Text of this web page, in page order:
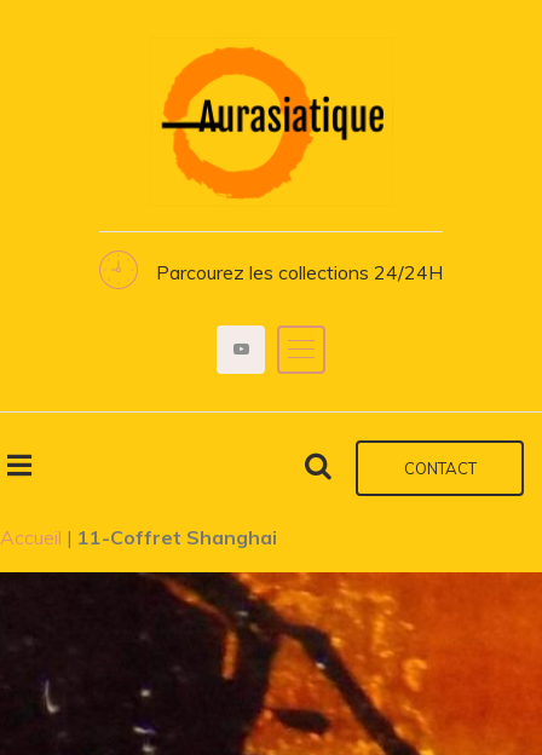
Parcourez les collections 24/24H
CONTACT
Accueil | 11-Coffret Shanghai